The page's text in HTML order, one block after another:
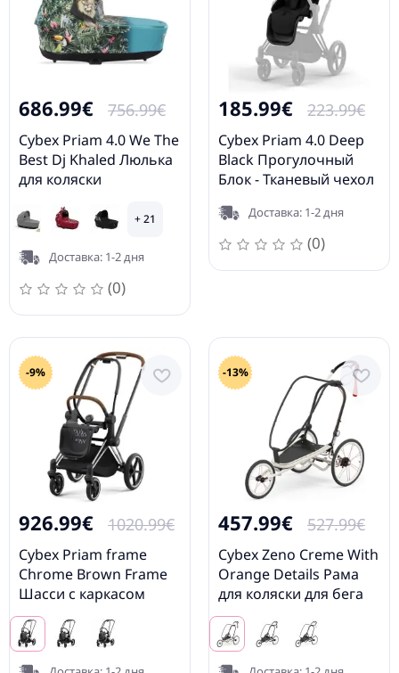
686.99€ 756.99€
Cybex Priam 4.0 We The
Best Dj Khaled Люлька
для коляски
+ 21
Доставка: 1-2 дня
(0)
185.99€ 223.99€
Cybex Priam 4.0 Deep
Black Прогулочный
Блок - Тканевый чехол
блокаДоставка: 1-2 дня
(0)
-9%
926.99€ 1020.99€
Cybex Priam frame
Chrome Brown Frame
Шасси с каркасом
-13%
457.99€ 527.99€
Cybex Zeno Creme With
Orange Details Рама
для коляски для бега